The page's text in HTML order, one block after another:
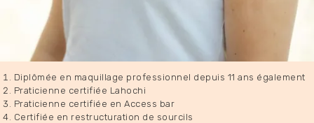
Diplômée en maquillage professionnel depuis 11 ans également
Praticienne certifiée Lahochi
Praticienne certifiée en Access bar
Certifiée en restructuration de sourcils